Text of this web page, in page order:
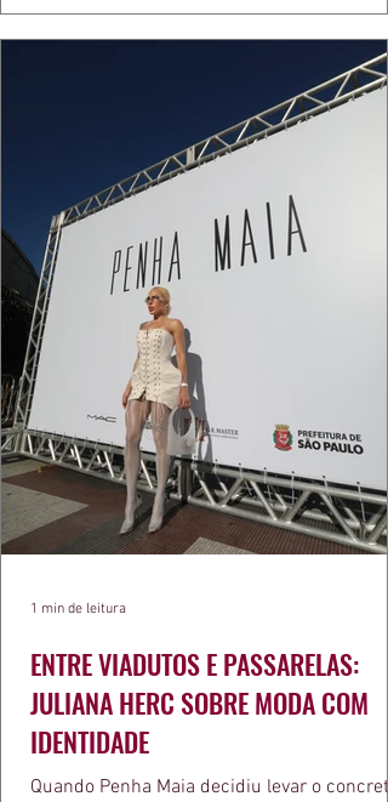
algo de intemporal em vestir o vento e
que ele conduza a cena. Cada dobra do
cada reflexo dourado da luz sobre a pe
ENTRE VIADUTOS E PASSARELAS:
JULIANA HERC SOBRE MODA COM
IDENTIDADE
Quando Penha Maia decidiu levar o concreto
1 min de leitura